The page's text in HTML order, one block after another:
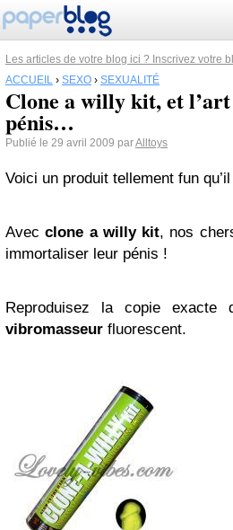
Les articles de votre blog ici ? Inscrivez votre
ACCUEIL › SEXO › SEXUALITÉ
Clone a willy kit, et
pénis…
Publié le 29 avril 2009 parAlltoys
Voici un produit tellement fun
Avecclone a willy kit, nos ch
immortaliser leur pénis !
Reproduisez la copie
vibromasseur fluorescent.